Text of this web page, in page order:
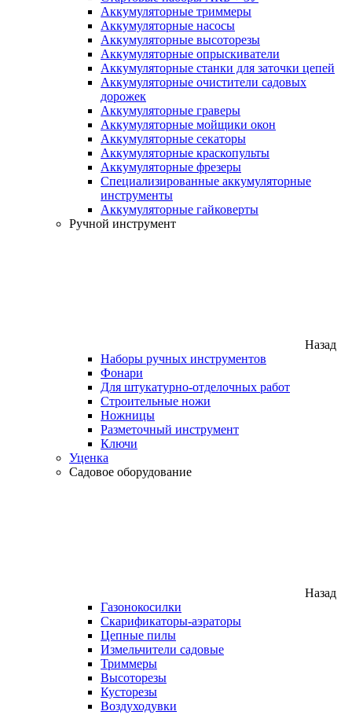
Аккумуляторные триммеры
Аккумуляторные насосы
Аккумуляторные высоторезы
Аккумуляторные опрыскиватели
Аккумуляторные станки для заточки цепей
Аккумуляторные очистители садовых
дорожек
Аккумуляторные граверы
Аккумуляторные мойщики окон
Аккумуляторные секаторы
Аккумуляторные краскопульты
Аккумуляторные фрезеры
Специализированные аккумуляторные
инструменты
Аккумуляторные гайковерты
Ручной инструмент
Назад
Наборы ручных инструментов
Фонари
Для штукатурно-отделочных работ
Строительные ножи
Ножницы
Разметочный инструмент
Ключи
Уценка
Садовое оборудование
Назад
Газонокосилки
Скарификаторы-аэраторы
Цепные пилы
Измельчители садовые
Триммеры
Высоторезы
Кусторезы
Воздуходувки